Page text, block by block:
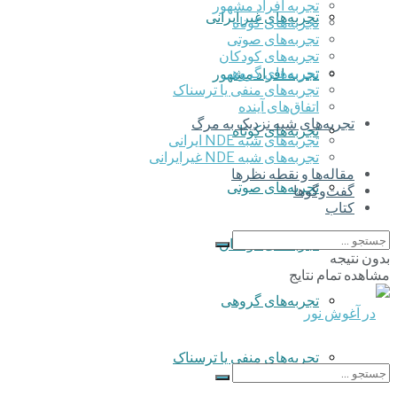
تجربه‌های غیر ایرانی
تجربه افراد مشهور
تجربه‌های کوتاه
تجربه‌های صوتی
تجربه‌های کودکان
تجربه‌های گروهی
‌تجربه‌های منفی یا ترسناک
تجربه افراد مشهور
تجربه‌های کوتاه
تجربه‌های صوتی
تجربه‌های کودکان
تجربه‌های گروهی
‌تجربه‌های منفی یا ترسناک
اتفاق‌های آینده
تجربه‌های شبه نزدیک به مرگ
تجربه‌های شبه NDE ایرانی
تجربه‌های شبه NDE غیرایرانی
مقاله‌ها و نقطه نظرها
گفت‌وگوها
کتاب
بدون نتیجه
مشاهده تمام نتایج